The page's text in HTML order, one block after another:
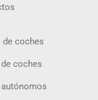
de coches
coches